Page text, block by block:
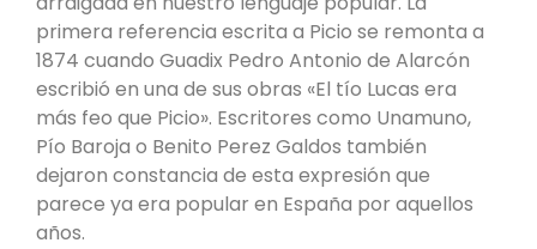
primera referencia escrita a Picio se remonta a
1874 cuando Guadix Pedro Antonio de Alarcón
escribió en una de sus obras «El tío Lucas era
más feo que Picio». Escritores como Unamuno,
Pío Baroja o Benito Perez Galdos también
dejaron constancia de esta expresión que
parece ya era popular en España por aquellos
años.